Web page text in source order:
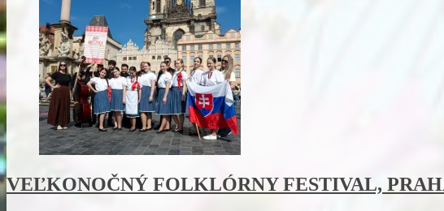
VEĽKONOČNÝ FOLKLÓRNY FESTIVAL,